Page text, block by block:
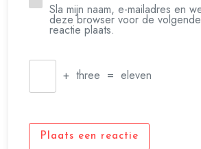
Sla mijn naam, e-mailadres en
deze browser voor de
reactie plaats.
+ three = eleven
Plaats een reactie